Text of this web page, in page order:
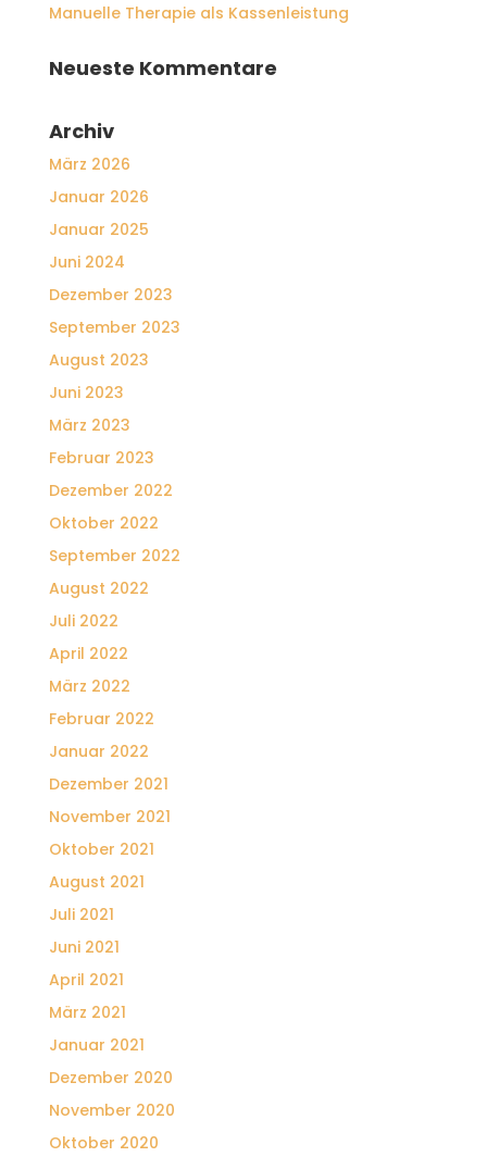
Manuelle Therapie als Kassenleistung
Neueste Kommentare
Archiv
März 2026
Januar 2026
Januar 2025
Juni 2024
Dezember 2023
September 2023
August 2023
Juni 2023
März 2023
Februar 2023
Dezember 2022
Oktober 2022
September 2022
August 2022
Juli 2022
April 2022
März 2022
Februar 2022
Januar 2022
Dezember 2021
November 2021
Oktober 2021
August 2021
Juli 2021
Juni 2021
April 2021
März 2021
Januar 2021
Dezember 2020
November 2020
Oktober 2020